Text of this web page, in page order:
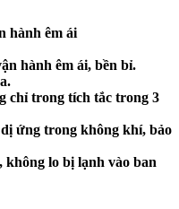
hành êm ái
hành êm ái, bền bỉ.
chỉ trong tích tắc trong 3
ứng trong không khí, bảo
không lo bị lạnh vào ban